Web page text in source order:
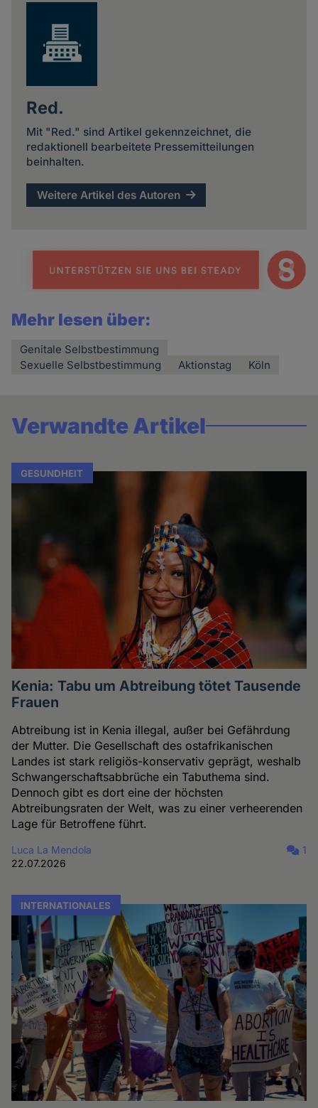
Red.
Mit "Red." sind Artikel gekennzeichnet, die
redaktionell bearbeitete Pressemitteilungen
beinhalten.
Weitere Artikel des Autoren
Mehr lesen über:
Genitale Selbstbestimmung
Sexuelle Selbstbestimmung
Aktionstag Köln
Verwandte Artikel
GESUNDHEIT
Kenia: Tabu um Abtreibung tötet Tausende
Frauen
Abtreibung ist in Kenia illegal, außer bei Gefährdung
der Mutter. Die Gesellschaft des ostafrikanischen
Landes ist stark religiös-konservativ geprägt, weshalb
Schwangerschaftsabbrüche ein Tabuthema sind.
Dennoch gibt es dort eine der höchsten
Abtreibungsraten der Welt, was zu einer verheerenden
Lage für Betroffene führt.
Luca La Mendola
22.07.2026
1
INTERNATIONALES